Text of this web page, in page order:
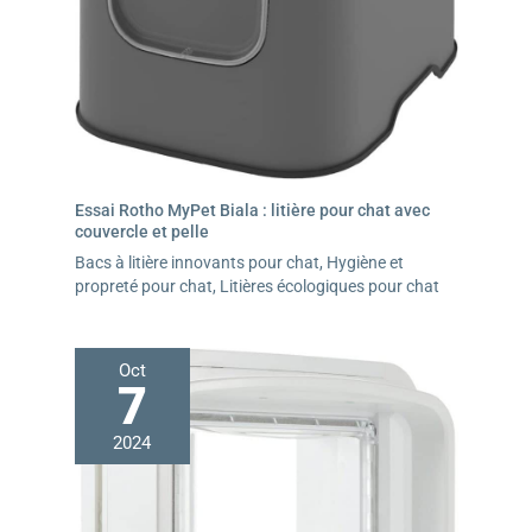
Essai Rotho MyPet Biala : litière pour chat avec
couvercle et pelle
Bacs à litière innovants pour chat, Hygiène et
propreté pour chat, Litières écologiques pour chat
Oct
7
2024